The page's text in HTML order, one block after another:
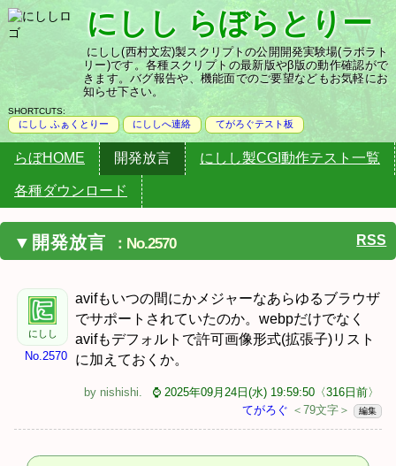
にしし らぼらとりー
にしし(西村文宏)製スクリプトの公開開発実験場(ラボラト
リー)です。各種スクリプトの最新版やβ版の動作確認がで
きます。バグ報告や、機能面でのご要望などもお気軽にお
知らせ下さい。
にしし ふぁくとりー にししへ連絡 てがろぐテスト板
らぼHOME 開発放言 にしし製CGI動作テスト一覧
各種ダウンロード
RSS
開発放言 No.2570
にしし
No.2570
avifもいつの間にかメジャーなあらゆるブラウザ
でサポートされていたのか。webpだけでなく
avifもデフォルトで許可画像形式(拡張子)リスト
に加えておくか。
by nishishi.
⌚ 2025年09月24日(水) 19:59:50〈316日前〉
てがろぐ ＜79文字＞ 編集